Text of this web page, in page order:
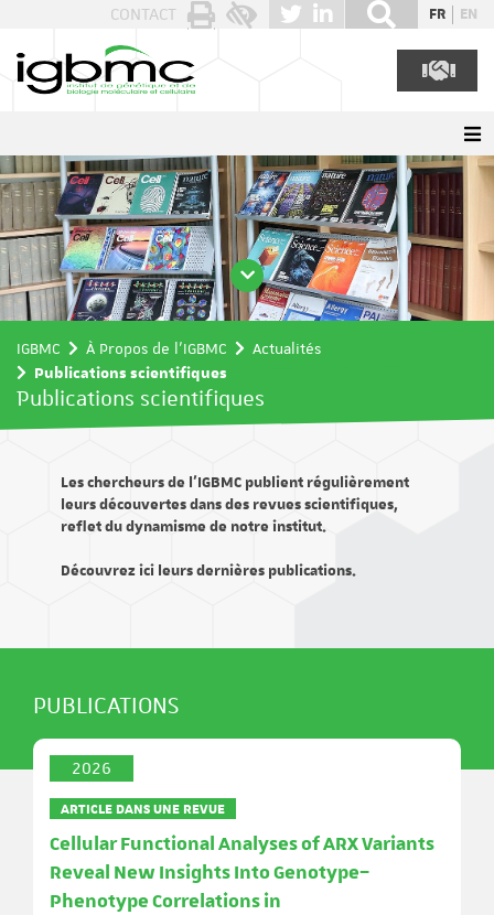
CONTACT FR EN
IGBMC À Propos de l'IGBMC
Actualités
Publications scientifiques
Publications scientifiques
Les chercheurs de l’IGBMC publient régulièrement
leurs découvertes dans des revues scientifiques,
reflet du dynamisme de notre institut.
Découvrez ici leurs dernières publications.
PUBLICATIONS
2026
ARTICLE DANS UNE REVUE
Cellular Functional Analyses of ARX Variants
Reveal New Insights Into Genotype–
Phenotype Correlations in
Panneau de gestion des cookies